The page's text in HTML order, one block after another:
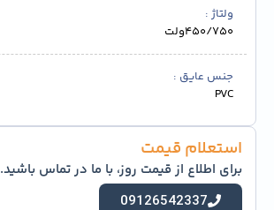
ولتاژ
450/750ولت
جنس عایق
PVC
استعلام قیمت
برای اطلاع از قیمت روز، با ما در تماس باشید.
09126542337